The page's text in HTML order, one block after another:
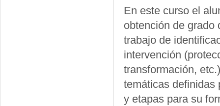
En este curso el
obtención de grado
trabajo de
intervención
transformación,
temáticas definidas
y etapas para su